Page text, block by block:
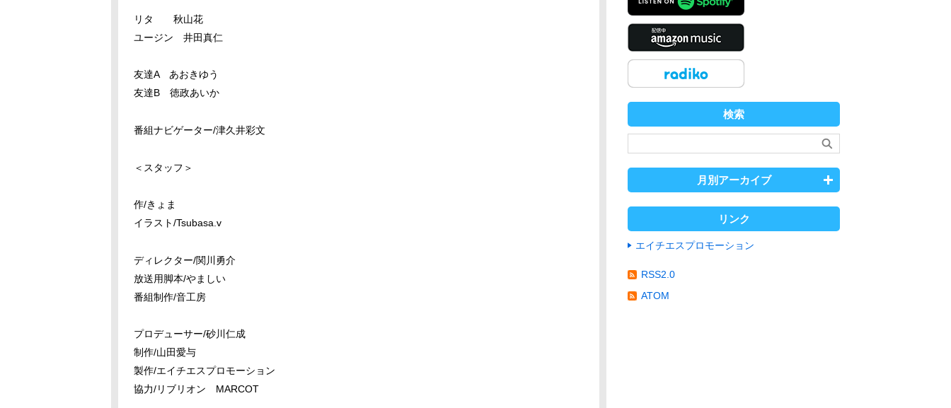
リタ 秋山花
ユージン 井田真仁
友達A あおきゆう
友達B 徳政あいか
番組ナビゲーター/津久井彩文
＜スタッフ＞
作/きょま
イラスト/Tsubasa.v
ディレクター/関川勇介
放送用脚本/やましい
番組制作/音工房
プロデューサー/砂川仁成
制作/山田愛与
製作/エイチエスプロモーション
協力/リブリオン MARCOT
検索
月別アーカイブ
リンク
エイチエスプロモーション
RSS2.0
ATOM